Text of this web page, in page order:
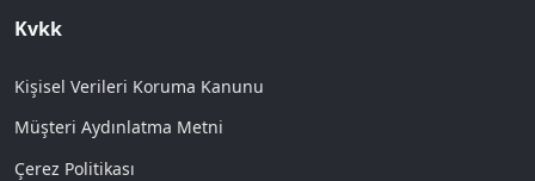
Kvkk
Kişisel Verileri Koruma Kanunu
Müşteri Aydınlatma Metni
Çerez Politikası